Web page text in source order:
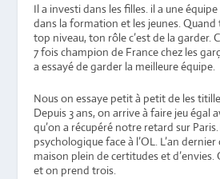
Il a investi dans les filles. il a une
dans la formation et les jeunes. Quand
top niveau, ton rôle c’est de la garder.
7 fois champion de France chez les
a essayé de garder la meilleure équipe.
Nous on essaye petit à petit de les
Depuis 3 ans, on arrive à faire jeu égal
qu’on a récupéré notre retard sur
psychologique face à l’OL. L’an
maison plein de certitudes et
et on prend trois.